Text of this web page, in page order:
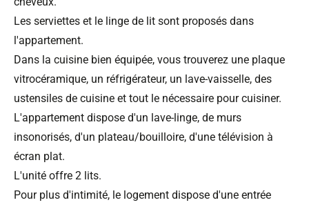
Les serviettes et le linge de lit sont proposés dans
l'appartement.
Dans la cuisine bien équipée, vous trouverez une plaque
vitrocéramique, un réfrigérateur, un lave-vaisselle, des
ustensiles de cuisine et tout le nécessaire pour cuisiner.
L'appartement dispose d'un lave-linge, de murs
insonorisés, d'un plateau/bouilloire, d'une télévision à
écran plat.
L'unité offre 2 lits.
Pour plus d'intimité, le logement dispose d'une entrée